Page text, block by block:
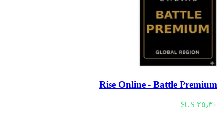
Rise Online - Battle Premium